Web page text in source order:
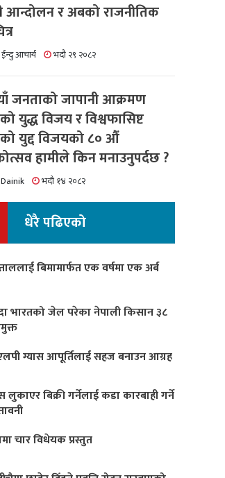
र अबको राजनीतिक
ईन्दु आचार्य भदौ २९ २०८२
जनताको जापानी आक्रमण
युद्ध विजय र विश्वफासिष्ट
युद्द विजयको ८० औं
हामीले किन मनाउनुपर्दछ ?
भदौ १४ २०८२
धेरै पढिएको
बिमामार्फत एक वर्षमा एक अर्ब
भारतको जेल परेका नेपाली किसान ३८
ग्यास आपूर्तिलाई सहज बनाउन आग्रह
लुकाएर बिक्री गर्नेलाई कडा कारबाही गर्ने
चार विधेयक प्रस्तुत